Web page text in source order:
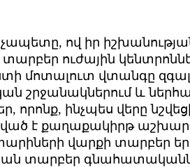
ով իր
տարբեր ուժային
մոտալուտ վտանգը
շրջանակներում և
որոնք, ինչպես վերը
է քաղաքակիրթ
վարքի տարբեր
տարբեր